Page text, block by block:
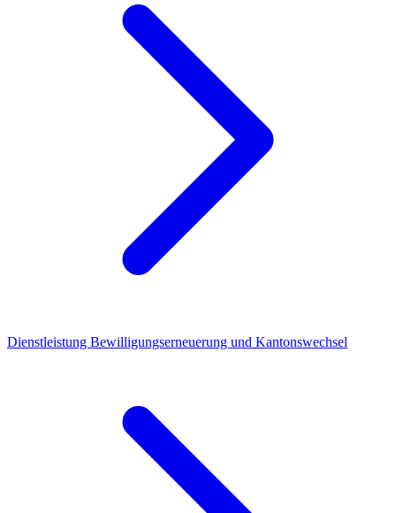
Dienstleistung Bewilligungserneuerung und Kantonswechsel